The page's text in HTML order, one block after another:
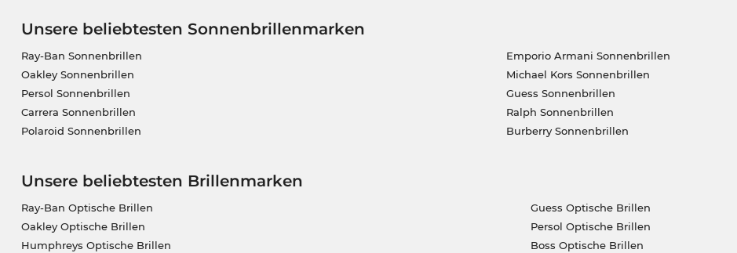
Unsere beliebtesten Sonnenbrillenmarken
Ray-Ban Sonnenbrillen
Oakley Sonnenbrillen
Persol Sonnenbrillen
Carrera Sonnenbrillen
Polaroid Sonnenbrillen
Emporio Armani Sonnenbrillen
Michael Kors Sonnenbrillen
Guess Sonnenbrillen
Ralph Sonnenbrillen
Burberry Sonnenbrillen
Unsere beliebtesten Brillenmarken
Ray-Ban Optische Brillen
Oakley Optische Brillen
Humphreys Optische Brillen
Guess Optische Brillen
Persol Optische Brillen
Boss Optische Brillen